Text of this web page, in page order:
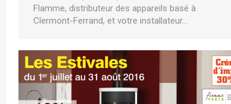
Flamme, distributeur des appareils basé à
Clermont-Ferrand, et votre installateur…